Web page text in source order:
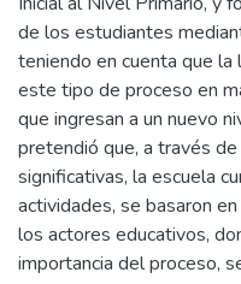
de los estudiantes
teniendo en cuenta que
este tipo de proceso en
que ingresan a un nuevo
pretendió que, a través
significativas, la escuela
actividades, se basaron
los actores educativos,
importancia del proceso,